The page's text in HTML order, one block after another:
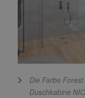
Die Farbe
Duschkabine